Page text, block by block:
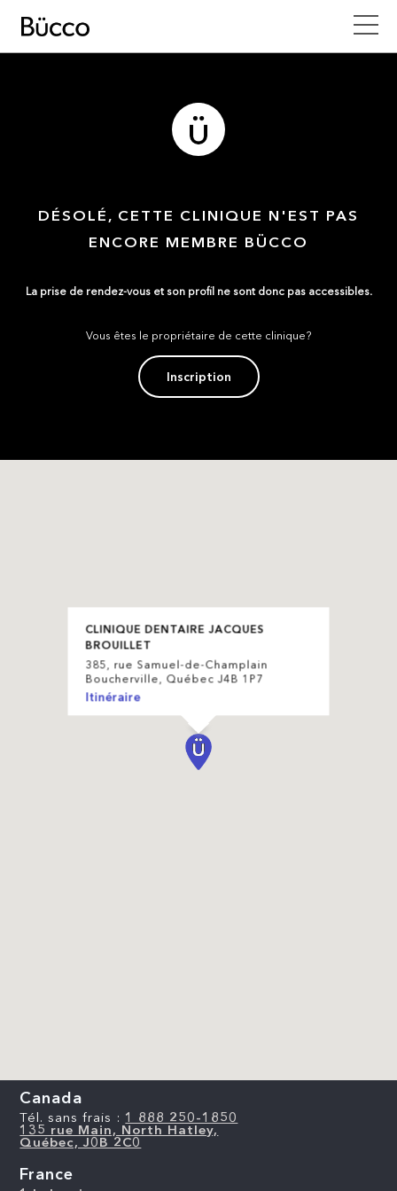
DÉSOLÉ, CETTE CLINIQUE N'EST PAS
ENCORE MEMBRE BÜCCO
La prise de rendez-vous et son profil ne sont donc pas accessibles.
Vous êtes le propriétaire de cette clinique?
Inscription
CLINIQUE DENTAIRE JACQUES
BROUILLET
385, rue Samuel-de-Champlain
Boucherville, Québec J4B 1P7
Itinéraire
Canada
Tél. sans frais : 1 888 250-1850
135 rue Main, North Hatley,
Québec, J0B 2C0
France